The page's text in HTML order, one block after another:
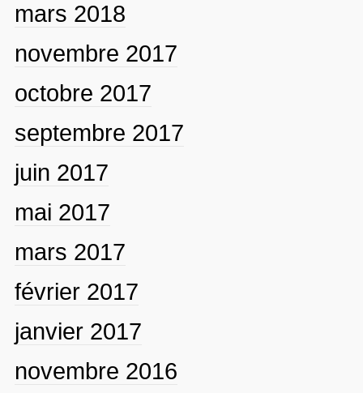
mars 2018
novembre 2017
octobre 2017
septembre 2017
juin 2017
mai 2017
mars 2017
février 2017
janvier 2017
novembre 2016